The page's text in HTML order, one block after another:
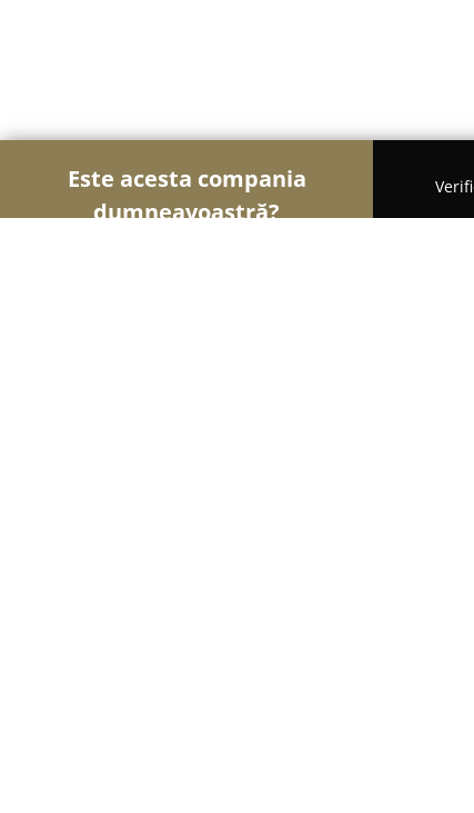
Este acesta compania
dumneavoastră?